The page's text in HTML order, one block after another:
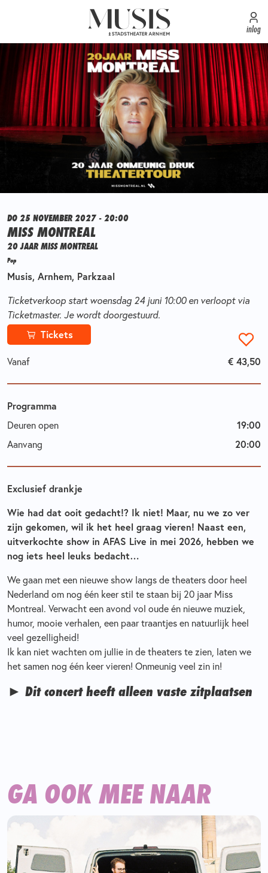
inlog
Wie had dat ooit gedacht!? Ik niet! Maar, nu we zo ver
zijn gekomen, wil ik het heel graag vieren! Naast een,
uitverkochte show in AFAS Live in mei 2026, hebben we
nog iets heel leuks bedacht…
We gaan met een nieuwe show langs de theaters door heel
Nederland om nog één keer stil te staan bij 20 jaar Miss
Montreal. Verwacht een avond vol oude én nieuwe muziek,
humor, mooie verhalen, een paar traantjes en natuurlijk heel
veel gezelligheid!
Ik kan niet wachten om jullie in de theaters te zien, laten we
het samen nog één keer vieren! Onmeunig veel zin in!
► Dit concert heeft alleen vaste zitplaatsen
DO 25 NOVEMBER 2027 - 20:00
MISS MONTREAL
20 JAAR MISS MONTREAL
Pop
Musis, Arnhem, Parkzaal
Ticketverkoop start woensdag 24 juni 10:00 en verloopt via
Ticketmaster. Je wordt doorgestuurd.
Tickets
Vanaf € 43,50
Programma
Deuren open
Aanvang
19:00
20:00
Exclusief drankje
GA OOK MEE NAAR